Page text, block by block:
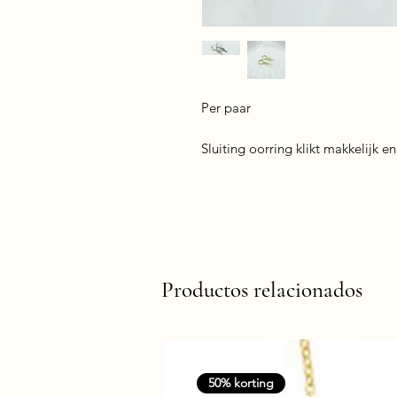
Per paar
Sluiting oorring klikt makkelijk
Productos relacionados
50% korting